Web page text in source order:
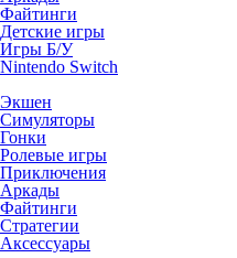
Файтинги
Детские игры
Игры Б/У
Nintendo Switch
Экшен
Симуляторы
Гонки
Ролевые игры
Приключения
Аркады
Файтинги
Стратегии
Аксессуары